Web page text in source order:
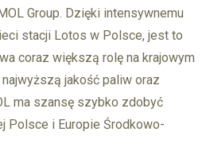
Group. Dzięki intensywnemu
stacji Lotos w Polsce, jest to
coraz większą rolę na krajowym
jakość paliw oraz
ma szansę szybko zdobyć
Polsce i Europie Środkowo-